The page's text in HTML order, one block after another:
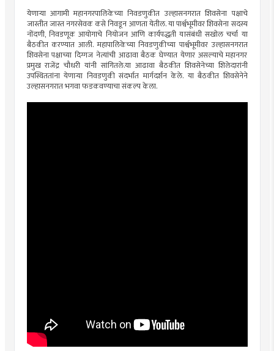
येणाऱ्या आगामी महानगरपालिकेच्या निवडणुकीत उल्हासनगरात शिवसेना पक्षाचे
जास्तीत जास्त नगरसेवक कसे निवडून आणता येतील. या पार्श्वभूमीवर शिवसेना सदस्य
नोंदणी, निवडणूक आयोगाचे नियोजन आणि कार्यपद्धती यासंबंधी सखोल चर्चा या
बैठकीत करण्यात आली. महापालिकेच्या निवडणुकीच्या पार्श्वभूमीवर उल्हासनगरात
शिवसेना पक्षाच्या दिग्गज नेत्यांची आढावा बैठक घेण्यात येणार असल्याचे महानगर
प्रमुख राजेंद्र चौधरी यांनी सांगितले.या आढावा बैठकीत शिवसेनेच्या शिलेदारांनी
उपस्थिततांना येणाऱ्या निवडणुकी संदर्भात मार्गदर्शन केले. या बैठकीत शिवसेनेने
उल्हासनगरात भगवा फडकवण्याचा संकल्प केला.